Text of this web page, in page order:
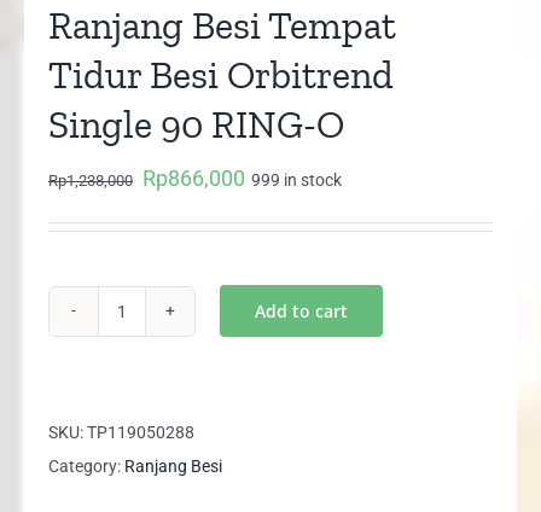
Ranjang Besi Tempat
Tidur Besi Orbitrend
Single 90 RING-O
Rp1,238,000
Original
Rp866,000 Current
999 in stock
Tidur
Besi
Add to cart
SKU:TP119050288
Category: Ranjang Besi